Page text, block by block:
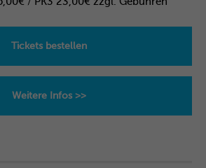
sit amet, consectetuer adipiscing
Tickets bestellen
Weitere Infos >>